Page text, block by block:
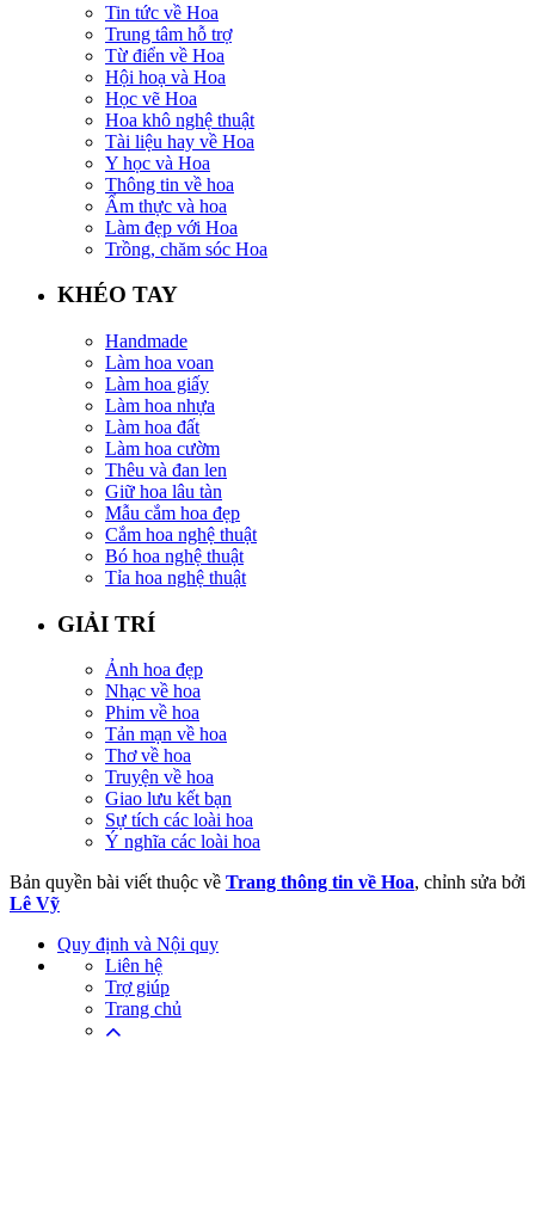
Tin tức về Hoa
Trung tâm hỗ trợ
Từ điển về Hoa
Hội hoạ và Hoa
Học vẽ Hoa
Hoa khô nghệ thuật
Tài liệu hay về Hoa
Y học và Hoa
Thông tin về hoa
Ẩm thực và hoa
Làm đẹp với Hoa
Trồng, chăm sóc Hoa
KHÉO TAY
Handmade
Làm hoa voan
Làm hoa giấy
Làm hoa nhựa
Làm hoa đất
Làm hoa cườm
Thêu và đan len
Giữ hoa lâu tàn
Mẫu cắm hoa đẹp
Cắm hoa nghệ thuật
Bó hoa nghệ thuật
Tỉa hoa nghệ thuật
GIẢI TRÍ
Ảnh hoa đẹp
Nhạc về hoa
Phim về hoa
Tản mạn về hoa
Thơ về hoa
Truyện về hoa
Giao lưu kết bạn
Sự tích các loài hoa
Ý nghĩa các loài hoa
Bản quyền bài viết thuộc về Trang thông tin về Hoa, chỉnh sửa bởi
Lê Vỹ
Quy định và Nội quy
Liên hệ
Trợ giúp
Trang chủ